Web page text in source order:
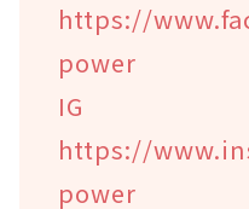
https://
power
https://
power